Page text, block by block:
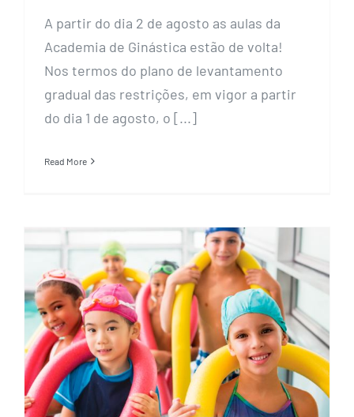
A partir do dia 2 de agosto as aulas da
Academia de Ginástica estão de volta!
Nos termos do plano de levantamento
gradual das restrições, em vigor a partir
do dia 1 de agosto, o [...]
Read More